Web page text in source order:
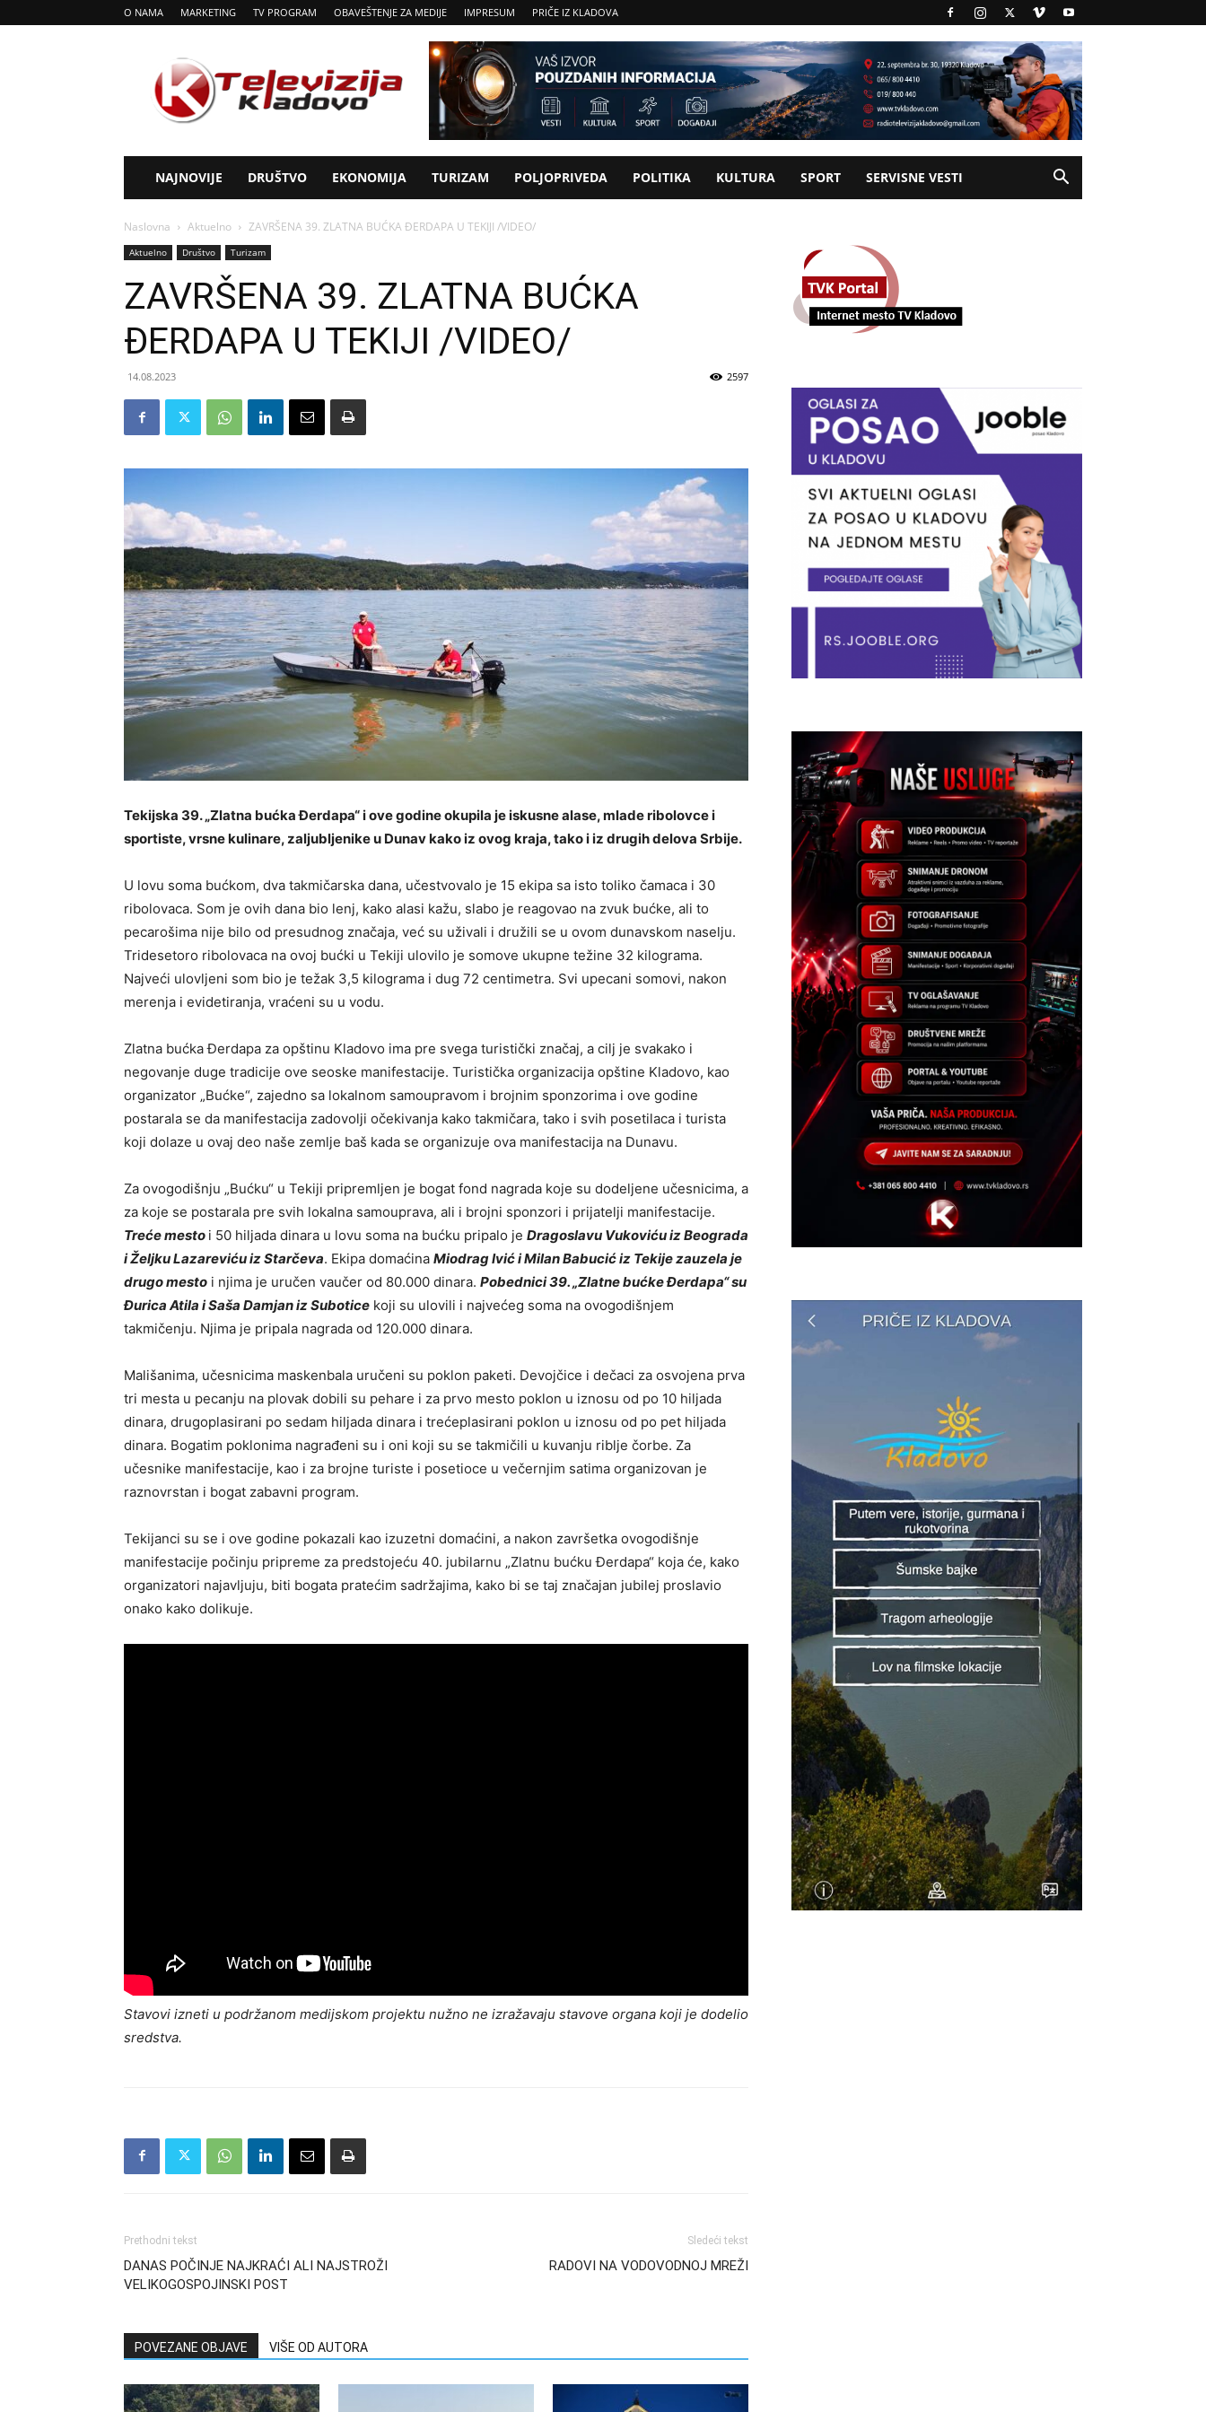
O NAMA MARKETING TV PROGRAM OBAVEŠTENJE ZA MEDIJE IMPRESUM PRIČE IZ KLADOVA
Tv
Kladovo
NAJNOVIJE DRUŠTVO EKONOMIJA TURIZAM POLJOPRIVEDA POLITIKA KULTURA SPORT SERVISNE VESTI
Naslovna Aktuelno ZAVRŠENA 39. ZLATNA BUĆKA ĐERDAPA U TEKIJI /VIDEO/
Aktuelno Društvo Turizam
ZAVRŠENA 39. ZLATNA BUĆKA
ĐERDAPA U TEKIJI /VIDEO/
14.08.2023 2597
Tekijska 39. „Zlatna bućka Đerdapa“ i ove godine okupila je iskusne alase, mlade ribolovce i
sportiste, vrsne kulinare, zaljubljenike u Dunav kako iz ovog kraja, tako i iz drugih delova Srbije.
U lovu soma bućkom, dva takmičarska dana, učestvovalo je 15 ekipa sa isto toliko čamaca i 30
ribolovaca. Som je ovih dana bio lenj, kako alasi kažu, slabo je reagovao na zvuk bućke, ali to
pecarošima nije bilo od presudnog značaja, već su uživali i družili se u ovom dunavskom naselju.
Tridesetoro ribolovaca na ovoj bućki u Tekiji ulovilo je somove ukupne težine 32 kilograma.
Najveći ulovljeni som bio je težak 3,5 kilograma i dug 72 centimetra. Svi upecani somovi, nakon
merenja i evidetiranja, vraćeni su u vodu.
Zlatna bućka Đerdapa za opštinu Kladovo ima pre svega turistički značaj, a cilj je svakako i
negovanje duge tradicije ove seoske manifestacije. Turistička organizacija opštine Kladovo, kao
organizator „Bućke“, zajedno sa lokalnom samoupravom i brojnim sponzorima i ove godine
postarala se da manifestacija zadovolji očekivanja kako takmičara, tako i svih posetilaca i turista
koji dolaze u ovaj deo naše zemlje baš kada se organizuje ova manifestacija na Dunavu.
Za ovogodišnju „Bućku“ u Tekiji pripremljen je bogat fond nagrada koje su dodeljene učesnicima, a
za koje se postarala pre svih lokalna samouprava, ali i brojni sponzori i prijatelji manifestacije.
Treće mesto i 50 hiljada dinara u lovu soma na bućku pripalo je Dragoslavu Vukoviću iz Beograda
i Željku Lazareviću iz Starčeva. Ekipa domaćina Miodrag Ivić i Milan Babucić iz Tekije zauzela je
drugo mesto i njima je uručen vaučer od 80.000 dinara. Pobednici 39. „Zlatne bućke Đerdapa“ su
Đurica Atila i Saša Damjan iz Subotice koji su ulovili i najvećeg soma na ovogodišnjem
takmičenju. Njima je pripala nagrada od 120.000 dinara.
Mališanima, učesnicima maskenbala uručeni su poklon paketi. Devojčice i dečaci za osvojena prva
tri mesta u pecanju na plovak dobili su pehare i za prvo mesto poklon u iznosu od po 10 hiljada
dinara, drugoplasirani po sedam hiljada dinara i trećeplasirani poklon u iznosu od po pet hiljada
dinara. Bogatim poklonima nagrađeni su i oni koji su se takmičili u kuvanju riblje čorbe. Za
učesnike manifestacije, kao i za brojne turiste i posetioce u večernjim satima organizovan je
raznovrstan i bogat zabavni program.
Tekijanci su se i ove godine pokazali kao izuzetni domaćini, a nakon završetka ovogodišnje
manifestacije počinju pripreme za predstojeću 40. jubilarnu „Zlatnu bućku Đerdapa“ koja će, kako
organizatori najavljuju, biti bogata pratećim sadržajima, kako bi se taj značajan jubilej proslavio
onako kako dolikuje.
Stavovi izneti u podržanom medijskom projektu nužno ne izražavaju stavove organa koji je dodelio
sredstva.
Prethodni tekst
DANAS POČINJE NAJKRAĆI ALI NAJSTROŽI
VELIKOGOSPOJINSKI POST
Sledeći tekst
RADOVI NA VODOVODNOJ MREŽI
POVEZANE OBJAVE VIŠE OD AUTORA